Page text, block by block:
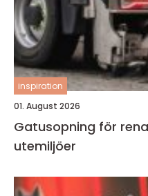
inspiration
01. August 2026
Gatusopning för
utemiljöer